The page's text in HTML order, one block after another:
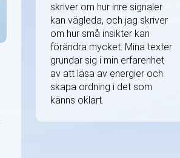
skriver om hur inre signaler
kan vägleda, och jag skriver
om hur små insikter kan
förändra mycket. Mina texter
grundar sig i min erfarenhet
av att läsa av energier och
skapa ordning i det som
känns oklart.